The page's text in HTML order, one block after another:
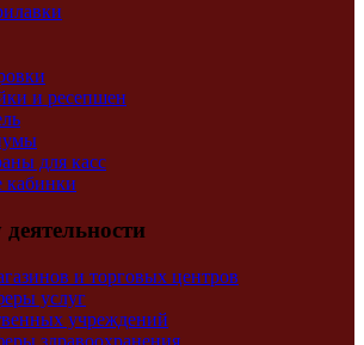
и ресепшен
для касс
и торговых центров
услуг
учреждений
здравоохранения